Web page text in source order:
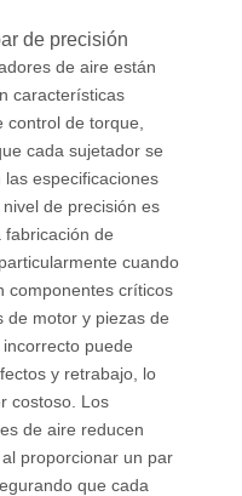
de precisión
de aire están
características
control de torque,
cada sujetador se
especificaciones
de precisión es
fabricación de
cuando
componentes críticos
de motor y piezas de
puede
y retrabajo, lo
costoso. Los
de aire reducen
proporcionar un par
que cada